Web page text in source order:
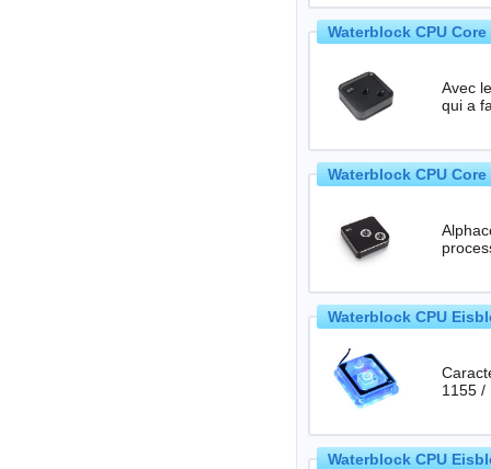
Waterblock CPU
Avec
qui a
Waterblock CPU
Waterblock CPU
Caractéristiques
1155 /
Waterblock CPU